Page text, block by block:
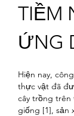
TIỀM
ỨNG
Hiện nay,
thực vật đã
cây trồng
giống [1], sản